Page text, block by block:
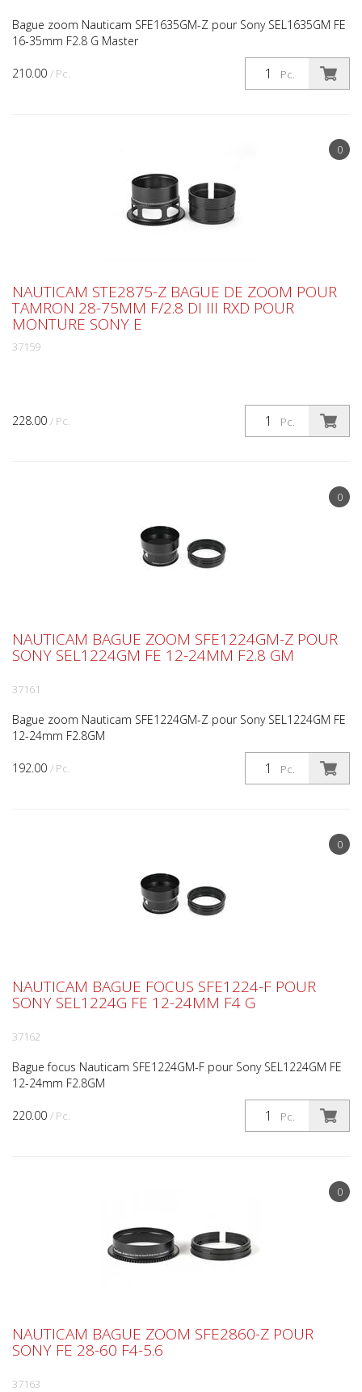
210.00 / Pc. Pc.
Bague zoom Nauticam SFE1635GM-Z pour Sony SEL1635GM FE
16-35mm F2.8 G Master
0
228.00 / Pc. Pc.
NAUTICAM STE2875-Z BAGUE DE ZOOM POUR
TAMRON 28-75MM F/2.8 DI III RXD POUR
MONTURE SONY E
37159
0
192.00 / Pc. Pc.
NAUTICAM BAGUE ZOOM SFE1224GM-Z POUR
SONY SEL1224GM FE 12-24MM F2.8 GM
37161
Bague zoom Nauticam SFE1224GM-Z pour Sony SEL1224GM FE
12-24mm F2.8GM
0
220.00 / Pc. Pc.
NAUTICAM BAGUE FOCUS SFE1224-F POUR
SONY SEL1224G FE 12-24MM F4 G
37162
Bague focus Nauticam SFE1224GM-F pour Sony SEL1224GM FE
12-24mm F2.8GM
0
NAUTICAM BAGUE ZOOM SFE2860-Z POUR
SONY FE 28-60 F4-5.6
37163